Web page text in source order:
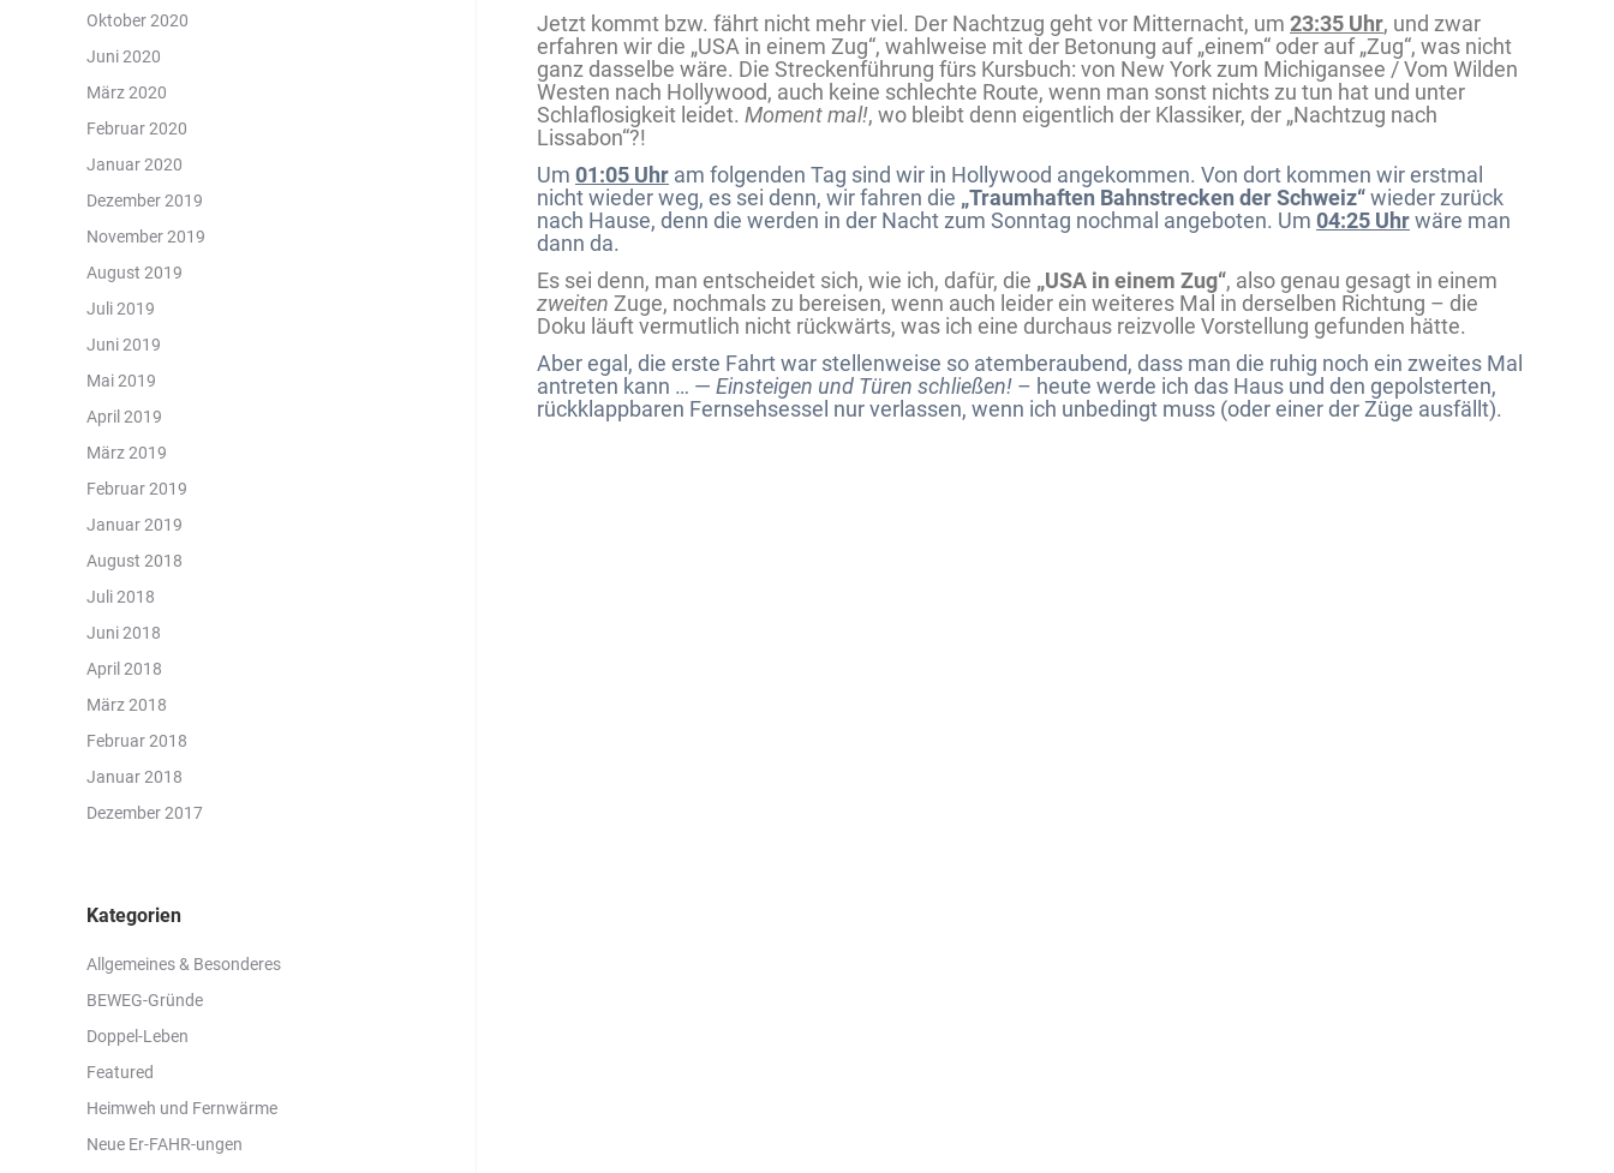
Jetzt kommt bzw. fährt nicht mehr viel. Der Nachtzug geht vor Mitternacht, um 23:35 Uhr, und zwar
erfahren wir die „USA in einem Zug“, wahlweise mit der Betonung auf „einem“ oder auf „Zug“, was nicht
ganz dasselbe wäre. Die Streckenführung fürs Kursbuch: von New York zum Michigansee / Vom Wilden
Westen nach Hollywood, auch keine schlechte Route, wenn man sonst nichts zu tun hat und unter
Schlaflosigkeit leidet. Moment mal!, wo bleibt denn eigentlich der Klassiker, der „Nachtzug nach
Lissabon“?!
Um 01:05 Uhr am folgenden Tag sind wir in Hollywood angekommen. Von dort kommen wir erstmal
nicht wieder weg, es sei denn, wir fahren die „Traumhaften Bahnstrecken der Schweiz“wieder zurück
nach Hause, denn die werden in der Nacht zum Sonntag nochmal angeboten. Um 04:25 Uhrwäre man
dann da.
Es sei denn, man entscheidet sich, wie ich, dafür, die „USA in einem Zug“, also genau gesagt in einem
zweiten Zuge, nochmals zu bereisen, wenn auch leider ein weiteres Mal in derselben Richtung – die
Doku läuft vermutlich nicht rückwärts, was ich eine durchaus reizvolle Vorstellung gefunden hätte.
Aber egal, die erste Fahrt war stellenweise so atemberaubend, dass man die ruhig noch ein zweites Mal
antreten kann … — Einsteigen und Türen schließen! – heute werde ich das Haus und den gepolsterten,
rückklappbaren Fernsehsessel nur verlassen, wenn ich unbedingt muss (oder einer der Züge ausfällt).
Oktober 2020
Juni 2020
März 2020
Februar 2020
Januar 2020
Dezember 2019
November 2019
August 2019
Juli 2019
Juni 2019
Mai 2019
April 2019
März 2019
Februar 2019
Januar 2019
August 2018
Juli 2018
Juni 2018
April 2018
März 2018
Februar 2018
Januar 2018
Dezember 2017
Kategorien
Allgemeines & Besonderes
BEWEG-Gründe
Doppel-Leben
Featured
Heimweh und Fernwärme
Neue Er-FAHR-ungen